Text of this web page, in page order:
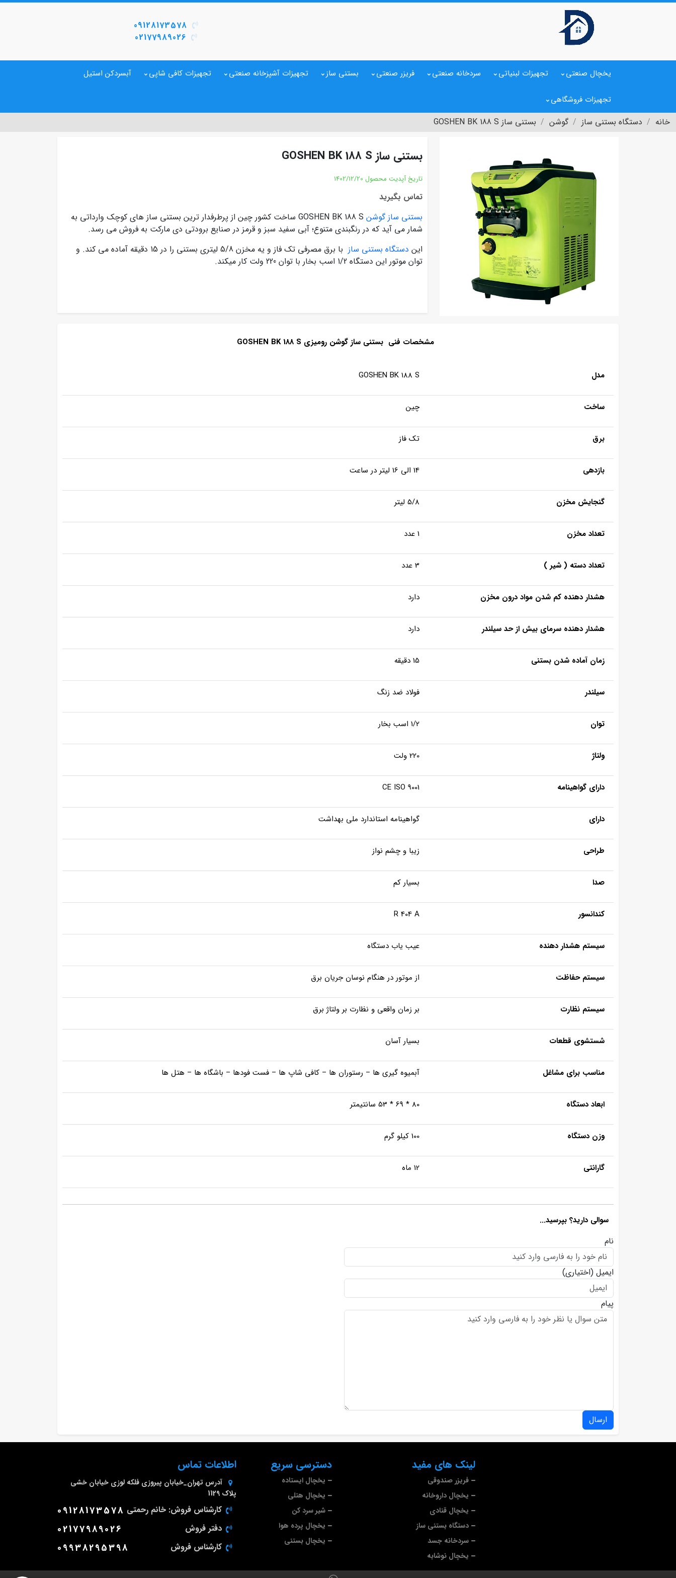
09128173578
02177989026
یخچال صنعتی تجهیزات لبنیاتی سردخانه صنعتی فریزر صنعتی بستنی ساز تجهیزات آشپزخانه صنعتی تجهیزات کافی شاپی آبسردکن استیل
تجهیزات فروشگاهی
خانه دستگاه بستنی ساز گوشن بستنی ساز GOSHEN BK 188 S
بستنی ساز GOSHEN BK 188 S
تاریخ آپدیت محصول 1402/12/20
تماس بگیرید
بستنی ساز گوشن
GOSHEN BK 188 S ساخت کشور چین از پرطرفدار ترین بستنی ساز های کوچک وارداتی به
شمار می آید که در رنگبندی متنوع؛ آبی سفید سبز و قرمز در صنایع برودتی دی مارکت به فروش می رسد.
این دستگاه بستنی ساز
با برق مصرفی تک فاز و یه مخزن 5/8 لیتری بستنی را در 15 دقیقه آماده می کند. و
توان موتور این دستگاه 1/2 اسب بخار با توان 220 ولت کار میکند.
مشخصات فنی بستنی ساز گوشن رومیزی GOSHEN BK 188 S
مدل GOSHEN BK 188 S
ساخت چین
برق تک فاز
بازدهی 14 الی 16 لیتر در ساعت
گنجایش مخزن 5/8 لیتر
تعداد مخزن 1 عدد
تعداد دسته ( شیر ) 3 عدد
هشدار دهنده کم شدن مواد درون مخزن دارد
هشدار دهنده سرمای بیش از حد سیلندر دارد
زمان آماده شدن بستنی 15 دقیقه
سیلندر فولاد ضد زنگ
توان 1/2 اسب بخار
ولتاژ 220 ولت
دارای گواهینامه CE ISO 9001
دارای گواهینامه استاندارد ملی بهداشت
طراحی زیبا و چشم نواز
صدا بسیار کم
کندانسور R 404 A
سیستم هشدار دهنده عیب یاب دستگاه
سیستم حفاظت از موتور در هنگام نوسان جریان برق
سیستم نظارت بر زمان واقعی و نظارت بر ولتاژ برق
شستشوی قطعات بسیار آسان
مناسب برای مشاغل آبمیوه گیری ها – رستوران ها – کافی شاپ ها – فست فودها – باشگاه ها – هتل ها
ابعاد دستگاه 80 * 69 * 53 سانتیمتر
وزن دستگاه 100 کیلو گرم
گارانتی 12 ماه
سوالی دارید؟ بپرسید...
نام
ایمیل (اختیاری)
پیام
ارسال
لینک های مفید
فریزر صندوقی
یخچال داروخانه
یخچال قنادی
دستگاه بستنی ساز
سردخانه جسد
یخچال نوشابه
دسترسی سریع
یخچال ایستاده
یخچال هتلی
شیر سرد کن
یخچال پرده هوا
یخچال بستنی
اطلاعات تماس
آدرس تهران_خیابان پیروزی فلکه لوزی خیابان خشی
پلاک 1129
کارشناس فروش: خانم رحمتی 09128173578
دفتر فروش 02177989026
کارشناس فروش 09938295398